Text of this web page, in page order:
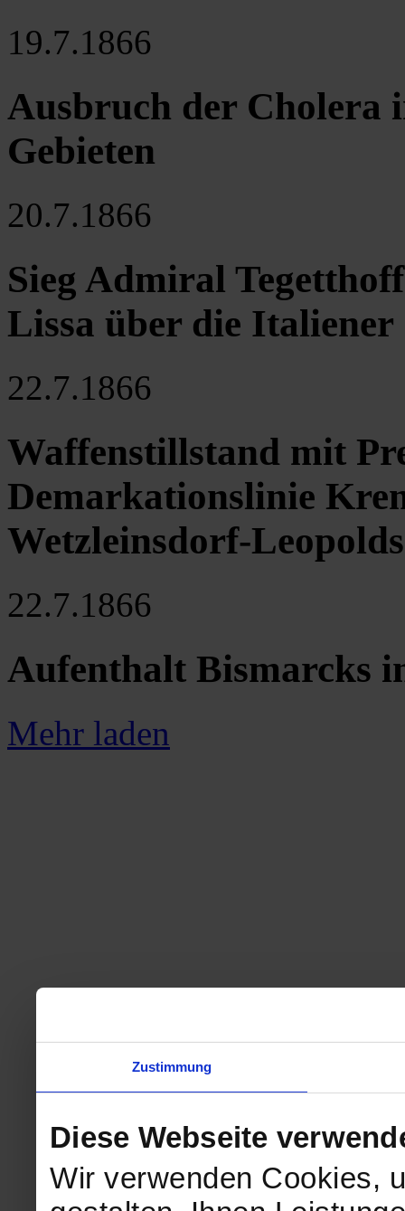
Zustimmung
Diese Webseite
Wir verwenden Cookies,
19.7.1866
Ausbruch der Cholera
Gebieten
20.7.1866
Sieg Admiral
Lissa über die Italiener
22.7.1866
Waffenstillstand mit
Demarkationslinie
Wetzleinsdorf-
22.7.1866
Aufenthalt Bismarcks
Mehr laden